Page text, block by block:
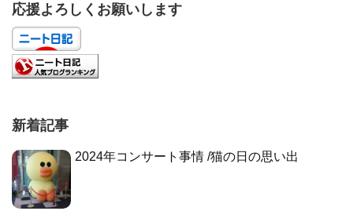
応援よろしくお願いします
新着記事
2024年コンサート事情 /猫の日の思い出